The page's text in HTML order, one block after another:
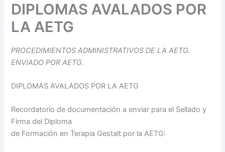
DIPLOMAS AVALADOS POR
LA AETG
PROCEDIMIENTOS ADMINISTRATIVOS DE LA AETG.
ENVIADO POR AETG.
DIPLOMAS AVALADOS POR LA AETG
Recordatorio de documentación a enviar para el Sellado y
Firma del Diploma
de Formación en Terapia Gestalt por la AETG: